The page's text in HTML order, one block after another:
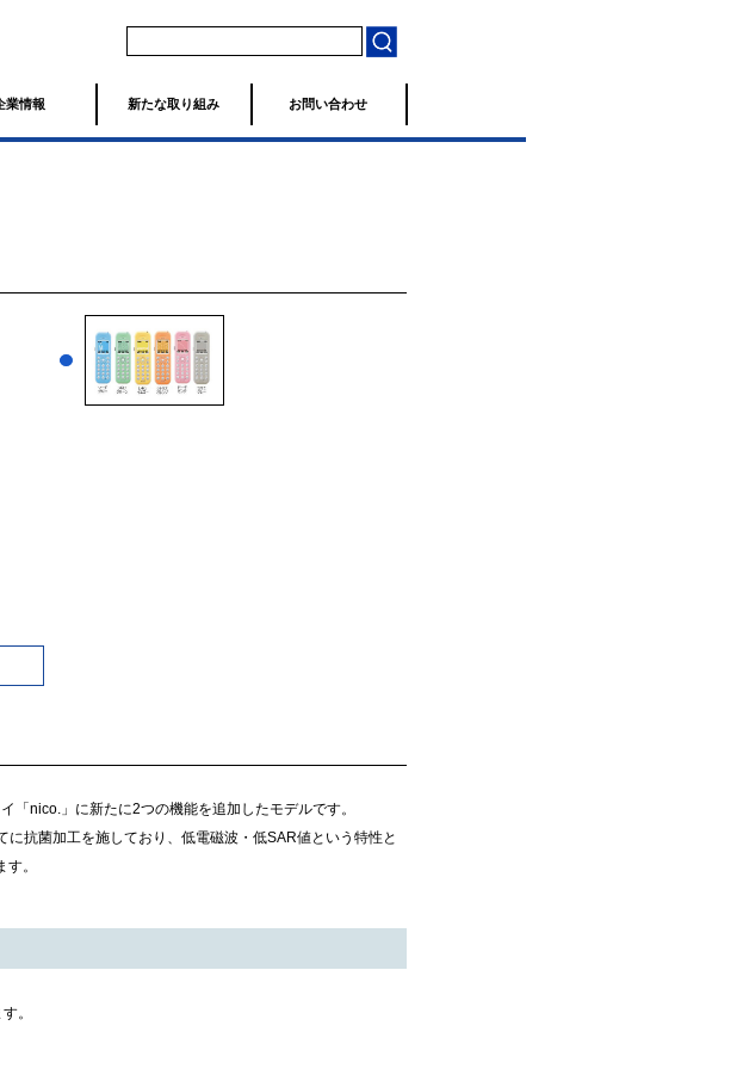
業情報 新たな取り組み お問い合わせ
「nico.」に新たに2つの機能を追加したモデルです。
抗菌加工を施しており、低電磁波・低SAR値という特性と
。
。